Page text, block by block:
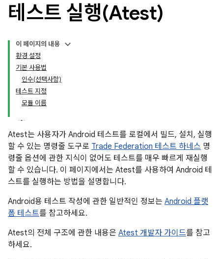
테스트 실행(Atest)
이 페이지의 내용
환경 설정
기본 사용법
인수(선택사항)
테스트 지정
모듈 이름
Atest는 사용자가 Android 테스트를 로컬에서 빌드, 설치, 실행
할 수 있는 명령줄 도구로 Trade Federation 테스트 하네스 명
령줄 옵션에 관한 지식이 없어도 테스트를 매우 빠르게 재실행
할 수 있습니다. 이 페이지에서는 Atest를 사용하여 Android 테
스트를 실행하는 방법을 설명합니다.
Android용 테스트 작성에 관한 일반적인 정보는 Android 플랫
폼 테스트를 참고하세요.
Atest의 전체 구조에 관한 내용은 Atest 개발자 가이드를 참고
하세요.